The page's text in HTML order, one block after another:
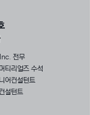
전무
리얼즈 수석
어컨설턴트
설턴트